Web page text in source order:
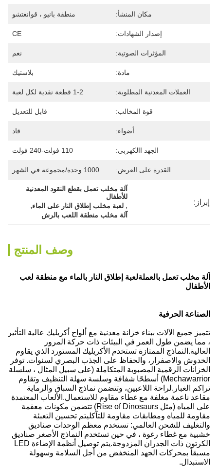
مكان المنشأ: منطقة بانيو ، قوانغتشو
إصدار الشهادات: CE
المؤثرات الصوتية: نعم
مادة: بلاستيك
العملات المعدنية المطلوبة: 1-2 قطعة نقدية لكل لعبة
قوة المخالب: قابل للتعديل
أضواء: قاد
الجهد االكهربى: 110 فولت-240 فولت
القدرة على العرض: 1000 وحدة/مجموعة في الشهر
إبراز:
للأطفال
, لعبة مخلب إطلاق النار على الماء,
آلة مخلب منطقة اللعب بالرش
وصف المنتج
آلة مخلب تعمل بالعملةلعبة إطلاق النار بالماء مع منطقة لعب
الأطفال
الصناعة الحرفية
تتميز جميع الآلات ببناء خزانة معدنية مع ألواح أكريليك عالية التأثير
، مما يضمن طول العمر في البيئات ذات حركة المرور
العالية.النماذج الممتازة تستخدم الأكريليك المستورد الذي يقاوم
الخدوش والاصفرار، والحفاظ على الجذب البصري لسنوات. توفر
الخزانات الرقمية المصبوبة المتكاملة (على سبيل المثال ، سلسلة
Mechawarrior) أسطحًا شفافة وسلسة سهلة التنظيف وتقاوم
تراكم الغبار.لراحة اللاعبين، وتتضمن نماذج السباق والرماية
مقاعد ناعمة مغلفة مع غطاء مقاوم للاستعمال.الألعاب المعتمدة
على المياه (مثل Rise of Dinosaurs) تتضمن مكونات معقمة
مقاومة للمياه ومطابقات مقاومة للتآكليتم تحسين التعبئة
والتغليف للشحن العالمي: تستخدم معظم الوحدات صناديق
خشبية مع غطاء رغوة ، في حين تستخدم النماذج الأصغر صناديق
الكرتون ذات الجدران المزدوجة.يتم توصيل أنظمة الإضاءة LED
مسبقاً بمحركات الجهد المنخفض من أجل السلامة وسهولة
الاستبدال.